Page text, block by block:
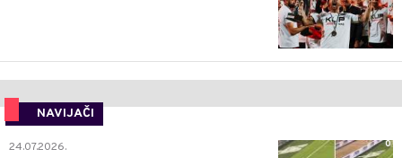
NAVIJAČI
0
24.07.2026.